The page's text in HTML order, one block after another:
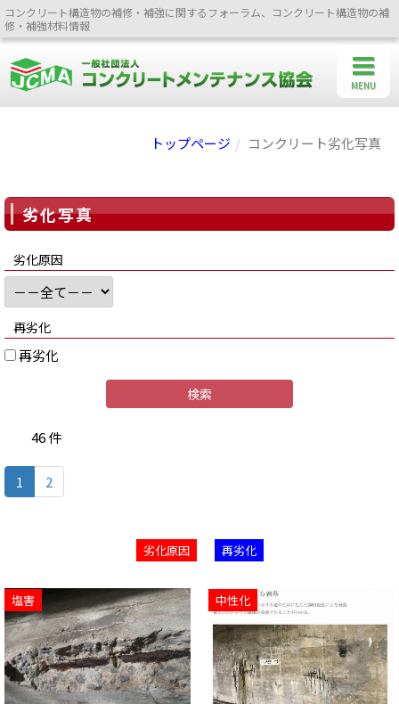
コンクリート構造物の補修・補強に関するフォーラム、コンクリート構造物の補
修・補強材料情報
トップページ コンクリート劣化写真
劣化写真
劣化原因
再劣化
再劣化
46 件
1
u
t)
2
劣化原因 再劣化
塩害 中性化
MENU